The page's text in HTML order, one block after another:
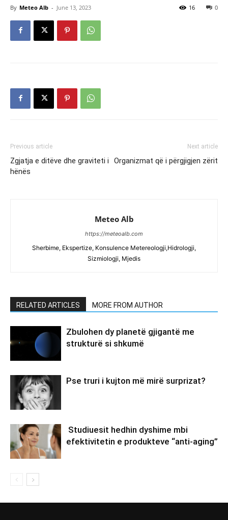
By Meteo Alb - June 13, 2023 0
16
Previous article
Zgjatja e ditëve dhe graviteti i
hënës
Next article
Organizmat që i përgjigjen zërit
Meteo Alb
https://meteoalb.com
Sherbime, Ekspertize, Konsulence Metereologji,Hidrologji,
Sizmiologji, Mjedis
RELATED ARTICLES MORE FROM AUTHOR
Zbulohen dy planetë gjigantë me
strukturë si shkumë
Pse truri i kujton më mirë surprizat?
Studiuesit hedhin dyshime mbi
efektivitetin e produkteve “anti-aging”